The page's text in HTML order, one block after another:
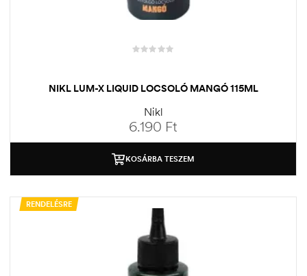
NIKL LUM-X LIQUID LOCSOLÓ MANGÓ 115ML
Nikl
6.190 Ft
KOSÁRBA TESZEM
RENDELÉSRE